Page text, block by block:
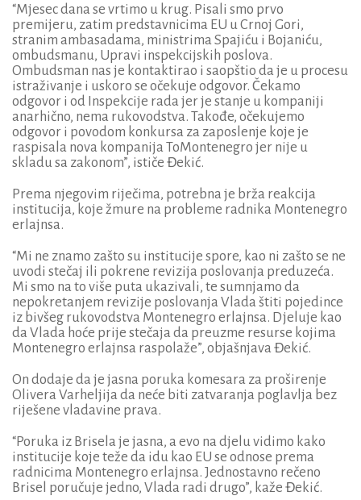
“Mjesec dana se vrtimo u krug. Pisali smo prvo
premijeru, zatim predstavnicima EU u Crnoj Gori,
stranim ambasadama, ministrima Spajiću i Bojaniću,
ombudsmanu, Upravi inspekcijskih poslova.
Ombudsman nas je kontaktirao i saopštio da je u procesu
istraživanje i uskoro se očekuje odgovor. Čekamo
odgovor i od Inspekcije rada jer je stanje u kompaniji
anarhično, nema rukovodstva. Takođe, očekujemo
odgovor i povodom konkursa za zaposlenje koje je
raspisala nova kompanija ToMontenegro jer nije u
skladu sa zakonom”, ističe Đekić.
Prema njegovim riječima, potrebna je brža reakcija
institucija, koje žmure na probleme radnika Montenegro
erlajnsa.
“Mi ne znamo zašto su institucije spore, kao ni zašto se ne
uvodi stečaj ili pokrene revizija poslovanja preduzeća.
Mi smo na to više puta ukazivali, te sumnjamo da
nepokretanjem revizije poslovanja Vlada štiti pojedince
iz bivšeg rukovodstva Montenegro erlajnsa. Djeluje kao
da Vlada hoće prije stečaja da preuzme resurse kojima
Montenegro erlajnsa raspolaže”, objašnjava Đekić.
On dodaje da je jasna poruka komesara za proširenje
Olivera Varheljija da neće biti zatvaranja poglavlja bez
riješene vladavine prava.
“Poruka iz Brisela je jasna, a evo na djelu vidimo kako
institucije koje teže da idu kao EU se odnose prema
radnicima Montenegro erlajnsa. Jednostavno rečeno
Brisel poručuje jedno, Vlada radi drugo”, kaže Đekić.